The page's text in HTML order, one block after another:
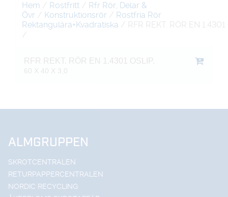
Hem / Rostfritt / Rfr Rör, Delar &
Övr / Konstruktionsrör / Rostfria Rör
Rektangulära+Kvadratiska / RFR REKT. RÖR EN 1.4301
/
RFR REKT. RÖR EN 1.4301 OSLIP.
60 X 40 X 3,0
ALMGRUPPEN
SKROTCENTRALEN
RETURPAPPERCENTRALEN
NORDIC RECYCLING